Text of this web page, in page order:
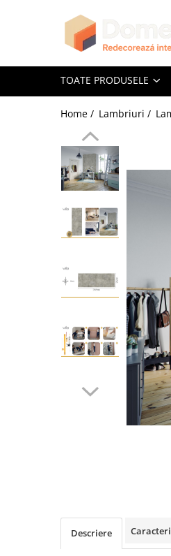
Toate Produsele
Parchet SPC
Riflaje Decorative
Riflaje Interioare
Glafuri Interioare
Glafuri Exterioare
Plinte, Plinte PVC, Plinte MDF
Plinte MDF Premium
Accesorii Plinte
Colt Exterior Plinta
Colt Interior Plinta
Prag de trecere
TOATE PRODUSELE
Home / Lambriuri /
Descriere